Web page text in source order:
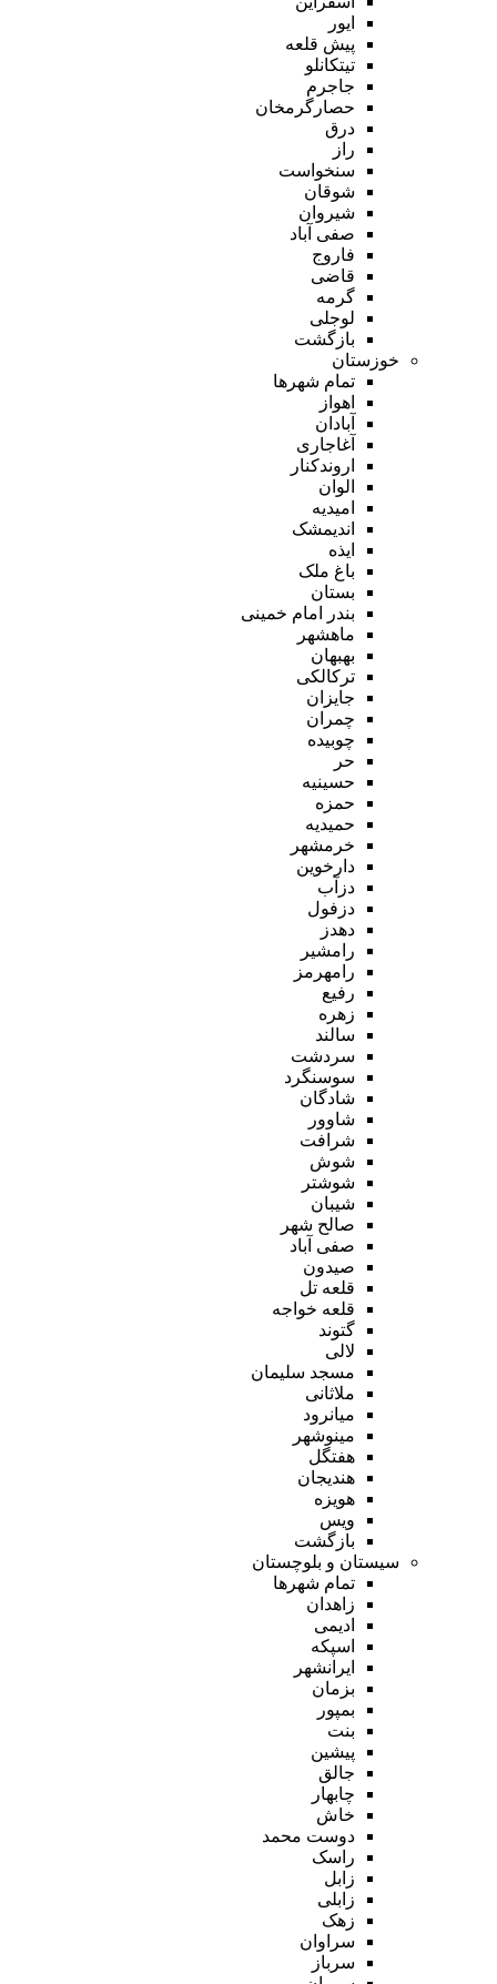
ایور
پیش قلعه
تیتکانلو
جاجرم
حصارگرمخان
درق
راز
سنخواست
شوقان
شیروان
صفی آباد
فاروج
قاضی
گرمه
لوجلی
بازگشت
خوزستان
تمام شهر‌ها
اهواز
آبادان
آغاجاری
اروندکنار
الوان
امیدیه
اندیمشک
ایذه
باغ ملک
بستان
بندر امام خمینی
ماهشهر
بهبهان
ترکالکی
جایزان
چمران
چوبیده
حر
حسینیه
حمزه
حمیدیه
خرمشهر
دارخوین
دزآب
دزفول
دهدز
رامشیر
رامهرمز
رفیع
زهره
سالند
سردشت
سوسنگرد
شادگان
شاوور
شرافت
شوش
شوشتر
شیبان
صالح شهر
صفی آباد
صیدون
قلعه تل
قلعه خواجه
گتوند
لالی
مسجد سلیمان
ملاثانی
میانرود
مینوشهر
هفتگل
هندیجان
هویزه
ویس
بازگشت
سیستان و بلوچستان
تمام شهر‌ها
زاهدان
ادیمی
اسپکه
ایرانشهر
بزمان
بمپور
بنت
پیشین
جالق
چابهار
خاش
دوست محمد
راسک
زابل
زابلی
زهک
سراوان
سرباز